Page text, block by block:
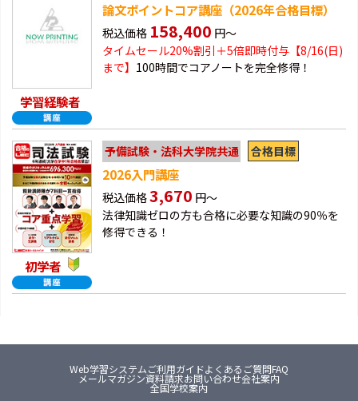
学習経験者
論文ポイントコア講座（2026年合格目標）
税込価格 158,400 円～
タイムセール20%割引＋5倍即時付与【8/16(日)
まで】 100時間でコアノートを完全修得！
初学者
予備試験・法科大学院共通 合格目標
2026入門講座
税込価格3,670 円～
法律知識ゼロの方も合格に必要な知識の90％を
修得できる！
Web学習システムご利用ガイドよくあるご質問FAQ
メールマガジン資料請求お問い合わせ会社案内
全国学校案内